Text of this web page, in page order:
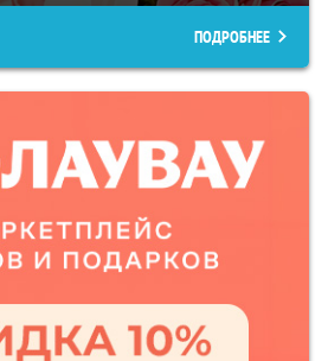
ПОДРОБНЕЕ